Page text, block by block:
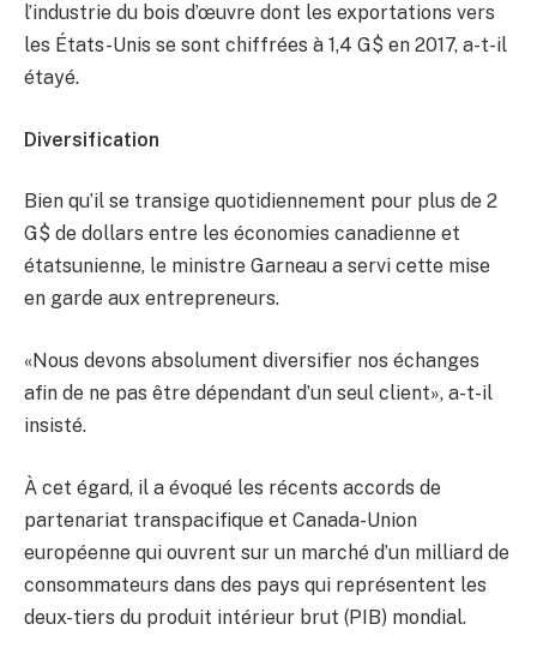
l’industrie du bois d’œuvre dont les exportations vers
les États-Unis se sont chiffrées à 1,4 G$ en 2017, a-t-il
étayé.
Diversification
Bien qu’il se transige quotidiennement pour plus de 2
G$ de dollars entre les économies canadienne et
étatsunienne, le ministre Garneau a servi cette mise
en garde aux entrepreneurs.
«Nous devons absolument diversifier nos échanges
afin de ne pas être dépendant d’un seul client», a-t-il
insisté.
À cet égard, il a évoqué les récents accords de
partenariat transpacifique et Canada-Union
européenne qui ouvrent sur un marché d’un milliard de
consommateurs dans des pays qui représentent les
deux-tiers du produit intérieur brut (PIB) mondial.